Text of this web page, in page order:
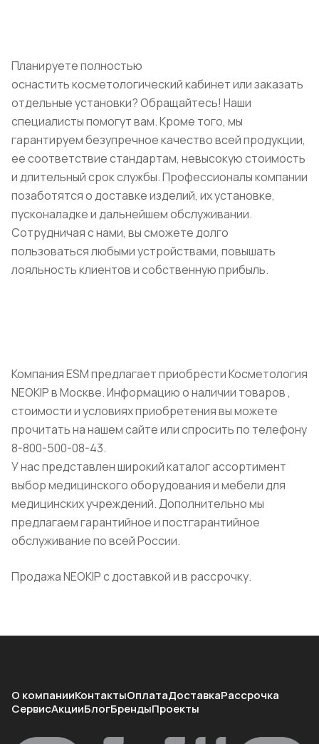
Планируете полностью
оснастить косметологический кабинет или заказать
отдельные установки? Обращайтесь! Наши
специалисты помогут вам. Кроме того, мы
гарантируем безупречное качество всей продукции,
ее соответствие стандартам, невысокую стоимость
и длительный срок службы. Профессионалы компании
позаботятся о доставке изделий, их установке,
пусконаладке и дальнейшем обслуживании.
Сотрудничая с нами, вы сможете долго
пользоваться любыми устройствами, повышать
лояльность клиентов и собственную прибыль.
Компания ESM предлагает приобрести Косметология
NEOKIP в Москве. Информацию о наличии товаров ,
стоимости и условиях приобретения вы можете
прочитать на нашем сайте или спросить по телефону
8-800-500-08-43.
У нас представлен широкий каталог ассортимент
выбор медицинского оборудования и мебели для
медицинских учреждений. Дополнительно мы
предлагаем гарантийное и постгарантийное
обслуживание по всей России.
Продажа NEOKIP с доставкой и в рассрочку.
О компанииКонтактыОплатаДоставкаРассрочка
СервисАкцииБлогБрендыПроекты